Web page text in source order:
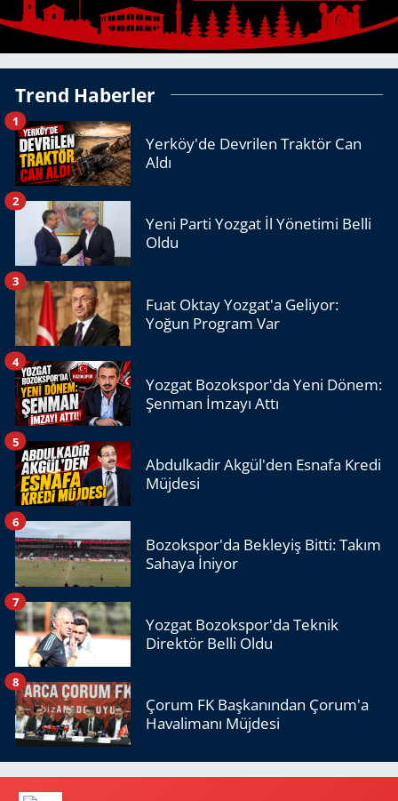
Trend Haberler
Yerköy'de Devrilen Traktör Can
Aldı
1
Yeni Parti Yozgat İl Yönetimi Belli
Oldu
2
Fuat Oktay Yozgat'a Geliyor:
Yoğun Program Var
3
Yozgat Bozokspor'da Yeni Dönem:
Şenman İmzayı Attı
4
Abdulkadir Akgül'den Esnafa Kredi
Müjdesi
5
Bozokspor'da Bekleyiş Bitti: Takım
Sahaya İniyor
6
Yozgat Bozokspor'da Teknik
Direktör Belli Oldu
7
Çorum FK Başkanından Çorum'a
Havalimanı Müjdesi
8